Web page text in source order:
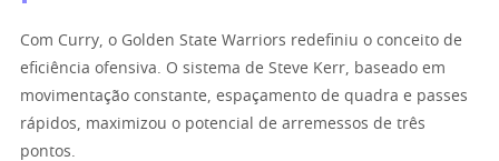
Com Curry, o Golden State Warriors redefiniu o conceito de
eficiência ofensiva. O sistema de Steve Kerr, baseado em
movimentação constante, espaçamento de quadra e passes
rápidos, maximizou o potencial de arremessos de três
pontos.